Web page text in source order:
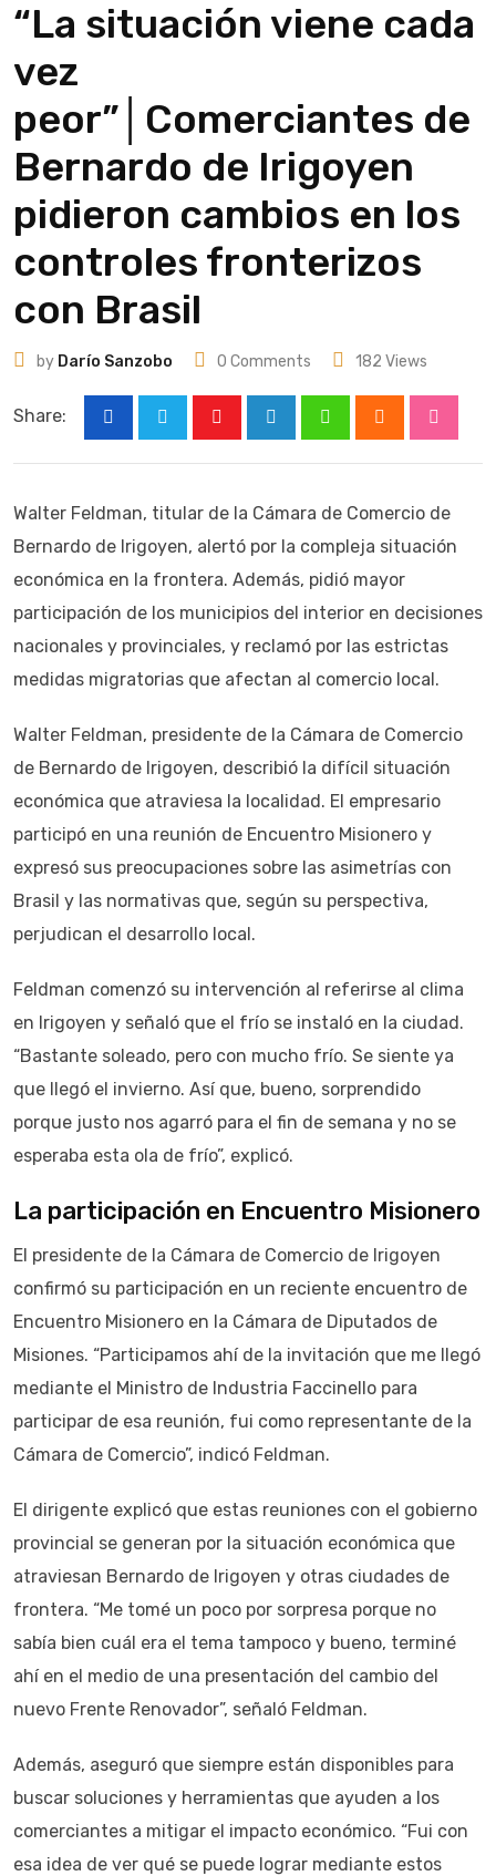
“La situación viene cada
vez
peor”│Comerciantes de
Bernardo de Irigoyen
pidieron cambios en los
controles fronterizos
con Brasil
by Darío Sanzobo 0 Comments 182 Views
Share:
Walter Feldman, titular de la Cámara de Comercio de
Bernardo de Irigoyen, alertó por la compleja situación
económica en la frontera. Además, pidió mayor
participación de los municipios del interior en decisiones
nacionales y provinciales, y reclamó por las estrictas
medidas migratorias que afectan al comercio local.
Walter Feldman, presidente de la Cámara de Comercio
de Bernardo de Irigoyen, describió la difícil situación
económica que atraviesa la localidad. El empresario
participó en una reunión de Encuentro Misionero y
expresó sus preocupaciones sobre las asimetrías con
Brasil y las normativas que, según su perspectiva,
perjudican el desarrollo local.
Feldman comenzó su intervención al referirse al clima
en Irigoyen y señaló que el frío se instaló en la ciudad.
“Bastante soleado, pero con mucho frío. Se siente ya
que llegó el invierno. Así que, bueno, sorprendido
porque justo nos agarró para el fin de semana y no se
esperaba esta ola de frío”, explicó.
La participación en Encuentro Misionero
El presidente de la Cámara de Comercio de Irigoyen
confirmó su participación en un reciente encuentro de
Encuentro Misionero en la Cámara de Diputados de
Misiones. “Participamos ahí de la invitación que me llegó
mediante el Ministro de Industria Faccinello para
participar de esa reunión, fui como representante de la
Cámara de Comercio”, indicó Feldman.
El dirigente explicó que estas reuniones con el gobierno
provincial se generan por la situación económica que
atraviesan Bernardo de Irigoyen y otras ciudades de
frontera. “Me tomé un poco por sorpresa porque no
sabía bien cuál era el tema tampoco y bueno, terminé
ahí en el medio de una presentación del cambio del
nuevo Frente Renovador”, señaló Feldman.
Además, aseguró que siempre están disponibles para
buscar soluciones y herramientas que ayuden a los
comerciantes a mitigar el impacto económico. “Fui con
esa idea de ver qué se puede lograr mediante estos